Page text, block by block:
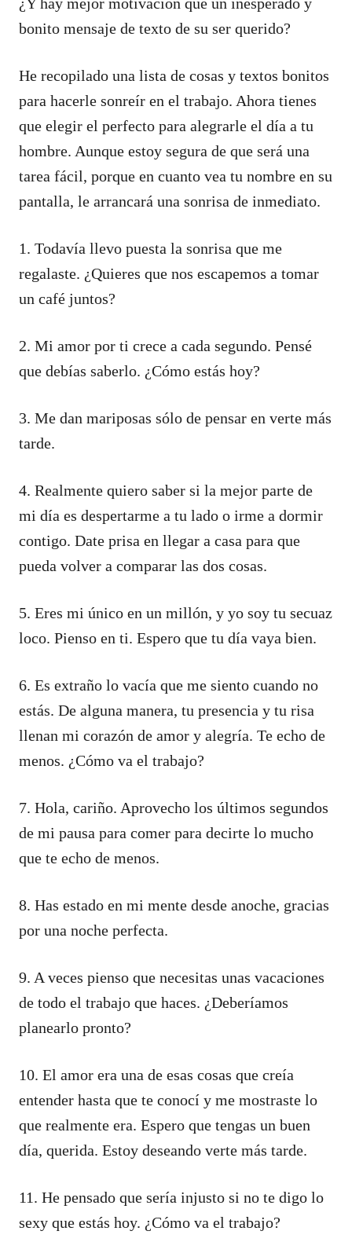
bonito mensaje de texto de su ser querido?
He recopilado una lista de cosas y textos bonitos
para hacerle sonreír en el trabajo. Ahora tienes
que elegir el perfecto para alegrarle el día a tu
hombre. Aunque estoy segura de que será una
tarea fácil, porque en cuanto vea tu nombre en su
pantalla, le arrancará una sonrisa de inmediato.
1. Todavía llevo puesta la sonrisa que me
regalaste. ¿Quieres que nos escapemos a tomar
un café juntos?
2. Mi amor por ti crece a cada segundo. Pensé
que debías saberlo. ¿Cómo estás hoy?
3. Me dan mariposas sólo de pensar en verte más
tarde.
4. Realmente quiero saber si la mejor parte de
mi día es despertarme a tu lado o irme a dormir
contigo. Date prisa en llegar a casa para que
pueda volver a comparar las dos cosas.
5. Eres mi único en un millón, y yo soy tu secuaz
loco. Pienso en ti. Espero que tu día vaya bien.
6. Es extraño lo vacía que me siento cuando no
estás. De alguna manera, tu presencia y tu risa
llenan mi corazón de amor y alegría. Te echo de
menos. ¿Cómo va el trabajo?
7. Hola, cariño. Aprovecho los últimos segundos
de mi pausa para comer para decirte lo mucho
que te echo de menos.
8. Has estado en mi mente desde anoche, gracias
por una noche perfecta.
9. A veces pienso que necesitas unas vacaciones
de todo el trabajo que haces. ¿Deberíamos
planearlo pronto?
10. El amor era una de esas cosas que creía
entender hasta que te conocí y me mostraste lo
que realmente era. Espero que tengas un buen
día, querida. Estoy deseando verte más tarde.
11. He pensado que sería injusto si no te digo lo
sexy que estás hoy. ¿Cómo va el trabajo?